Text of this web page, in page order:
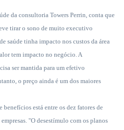
da consultoria Towers Perrin, conta que
tirar o sono de muito executivo
saúde tinha impacto nos custos da área
tem impacto no negócio. A
ser mantida para um efetivo
o preço ainda é um dos maiores
benefícios está entre os dez fatores de
"O desestímulo com os planos